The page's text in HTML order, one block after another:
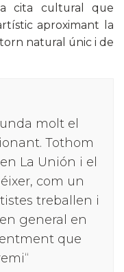
cita cultural que
aproximant la
natural únic i de
molt el
Tothom
La Unión i el
com un
treballen i
general en
que